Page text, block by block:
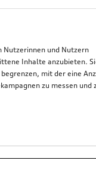
AMAG Import AG. Inkl.
abweichen; weitere
Nutzerinnen und Nutzern
Inhalte anzubieten.
mit der eine
zu messen und